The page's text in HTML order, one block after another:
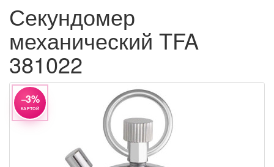
Секундомер
механический TFA
381022
−3%
КАРТОЙ